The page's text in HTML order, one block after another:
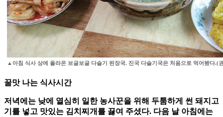
▲아침 식사 상에 올라온 보글보글 다슬기 된장국. 진국 다슬기국은 처음으로 먹어봤다.(
꿀맛 나는 식사시간
저녁에는 낮에 열심히 일한 농사꾼을 위해 두툼하게 썬 돼지고
기를 넣고 맛있는 김치찌개를 끓여 주셨다. 다음 날 아침에는